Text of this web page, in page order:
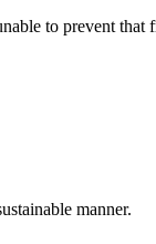
to prevent
manner.